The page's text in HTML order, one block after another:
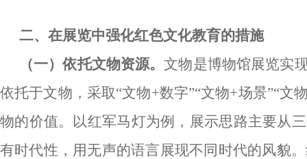
二、在展览中强化红色文化教育的措施
（一）依托文物资源。文物是博物馆展览实
依托于文物，采取“文物+数字”“文物+场景”“
物的价值。以红军马灯为例，展示思路主要从
有时代性，用无声的语言展现不同时代的风貌